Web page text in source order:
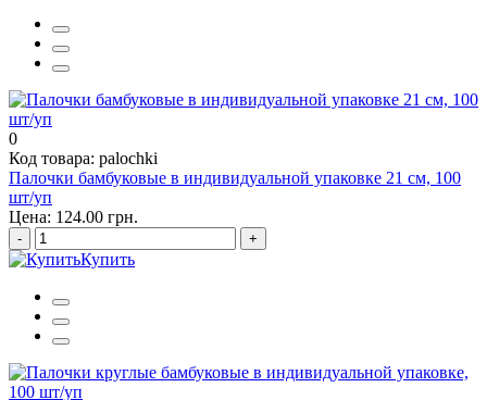
купить стакан одноразовый
коробка для китайской еды
салфетки столовые бумажные
0
Код товара: palochki
Палочки бамбуковые в индивидуальной упаковке 21 см, 100
шт/уп
Цена: 124.00 грн.
- +
Купить